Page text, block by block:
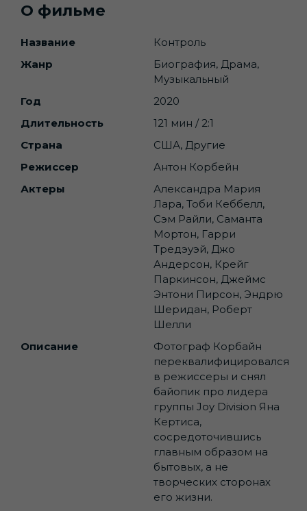
О фильме
Название
Контроль
Жанр
Биография, Драма,
Музыкальный
Год
2020
Длительность
121 мин / 2:1
Страна
США, Другие
Режиссер
Антон Корбейн
Актеры
Александра Мария
Лара, Тоби Кеббелл,
Сэм Райли, Саманта
Мортон, Гарри
Тредэуэй, Джо
Андерсон, Крейг
Паркинсон, Джеймс
Энтони Пирсон, Эндрю
Шеридан, Роберт
Шелли
Описание
Фотограф Корбайн
переквалифицировался
в режиссеры и снял
байопик про лидера
группы Joy Division Яна
Кертиса,
сосредоточившись
главным образом на
бытовых, а не
творческих сторонах
его жизни.